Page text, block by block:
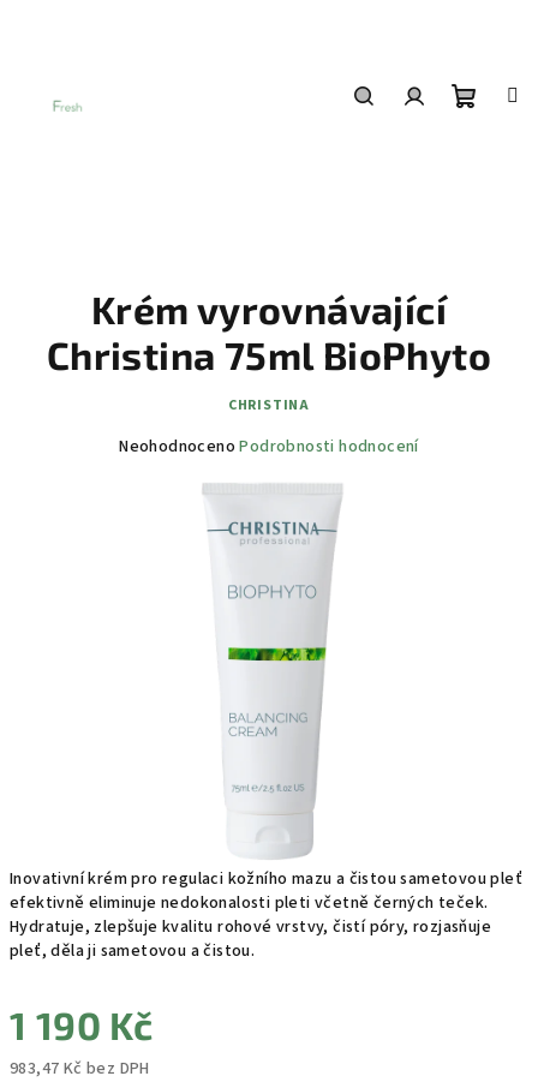
Inovativní krém pro regulaci kožního mazu a čistou sametovou pleť
efektivně eliminuje nedokonalosti pleti včetně černých teček.
Hydratuje, zlepšuje kvalitu rohové vrstvy, čistí póry, rozjasňuje
pleť, děla ji sametovou a čistou.
1 190 Kč
983,47 Kč bez DPH
Krém vyrovnávající
Christina 75ml BioPhyto
CHRISTINA
Průměrné
Neohodnoceno Podrobnosti hodnocení